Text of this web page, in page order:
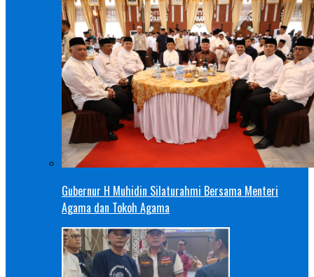
Gubernur H Muhidin Silaturahmi Bersama Menteri
Agama dan Tokoh Agama